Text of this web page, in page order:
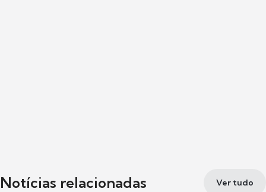
Notícias relacionadas Ver tudo